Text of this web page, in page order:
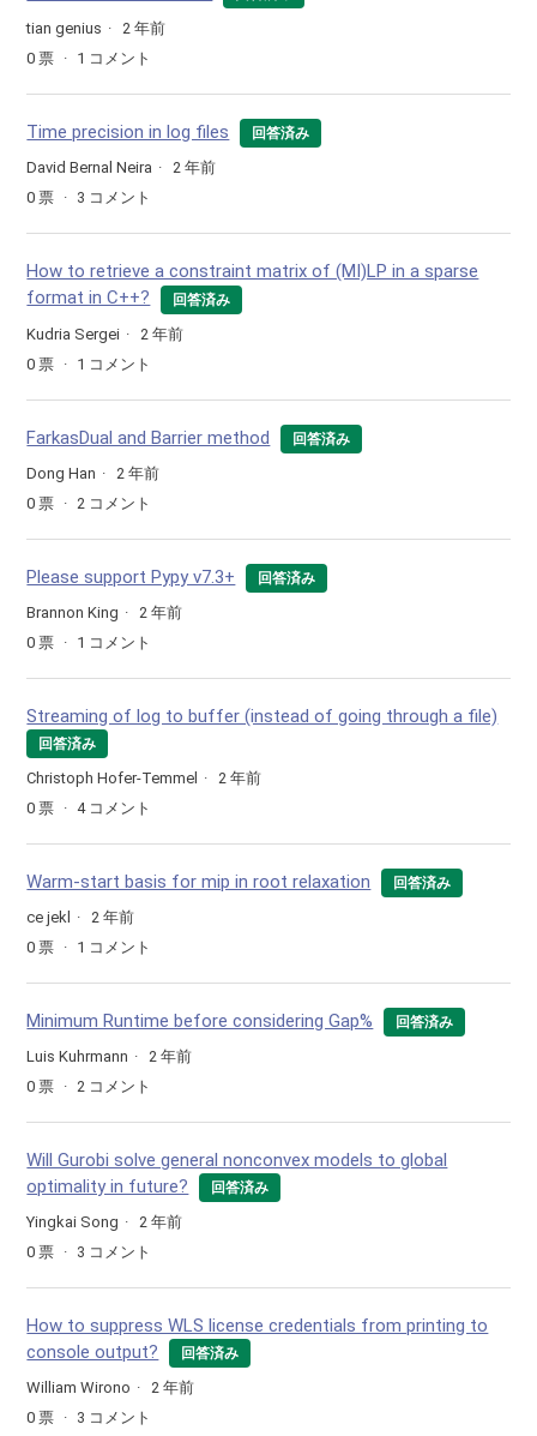
tian genius
2 年前
0 票 1 コメント
Time precision in log files 回答済み
David Bernal Neira
2 年前
0 票 3 コメント
How to retrieve a constraint matrix of (MI)LP in a sparse
format in C++?
回答済み
Kudria Sergei
2 年前
0 票 1 コメント
FarkasDual and Barrier method 回答済み
Dong Han
2 年前
0 票 2 コメント
Please support Pypy v7.3+ 回答済み
Brannon King
2 年前
0 票 1 コメント
Streaming of log to buffer (instead of going through a file)
回答済み
Christoph Hofer-Temmel
2 年前
0 票 4コメント
Warm-start basis for mip in root relaxation 回答済み
ce jekl
2 年前
0 票 1 コメント
Minimum Runtime before considering Gap% 回答済み
Luis Kuhrmann
2 年前
0 票 2 コメント
Will Gurobi solve general nonconvex models to global
optimality in future?
回答済み
Yingkai Song
2 年前
0 票 3 コメント
How to suppress WLS license credentials from printing to
console output?
回答済み
William Wirono
2 年前
0 票 3 コメント